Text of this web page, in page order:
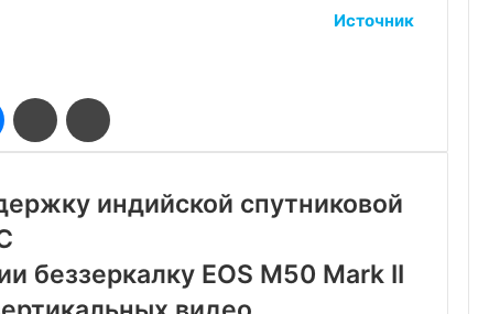
Источник
MessengerПоделиться
через
электронную
индийской спутниковой
беззеркалку EOS M50 Mark II